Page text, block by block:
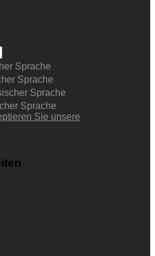
Sprache
Sprache
Sprache
Sprache
Sie unsere